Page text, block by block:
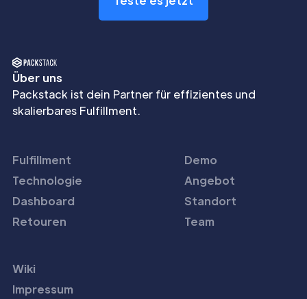
Über uns
Packstack ist dein Partner für effizientes und
skalierbares Fulfillment.
Fulfillment
Technologie
Dashboard
Retouren
Demo
Angebot
Standort
Team
Wiki
Impressum